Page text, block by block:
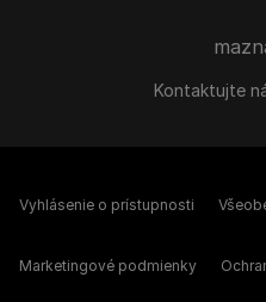
Kontaktujte
Vyhlásenie o prístupnosti
Marketingové podmienky